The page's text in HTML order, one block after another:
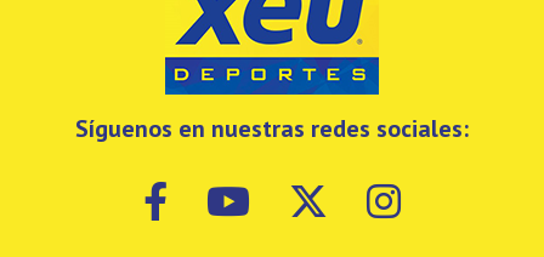
Síguenos en nuestras redes sociales: